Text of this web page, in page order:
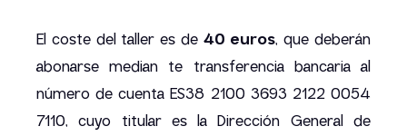
El coste del taller es de 40 euros, que deberán
abonarse median te transferencia bancaria al
número de cuenta ES38 2100 3693 2122 0054
7110, cuyo titular es la Dirección General de